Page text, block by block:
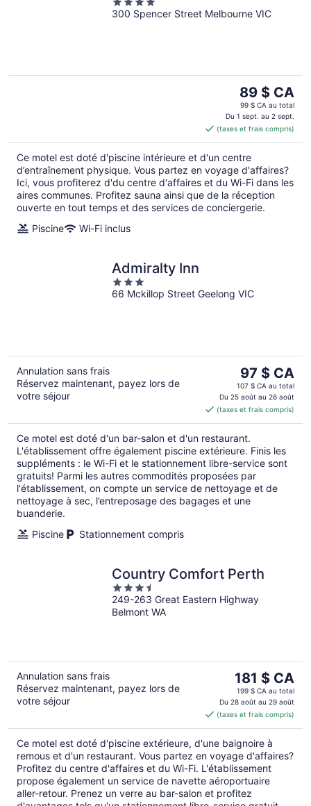
out
300 Spencer Street Melbourne VIC
Le
prix
est
de 89 $ CA
par
nuit
89 $ CA
99 $ CA au total
Du 1 sept. au 2 sept.
(taxes et frais compris)
Ce motel est doté d'piscine intérieure et d'un centre
d’entraînement physique. Vous partez en voyage d'affaires?
Ici, vous profiterez d'du centre d'affaires et du Wi-Fi dans les
aires communes. Profitez sauna ainsi que de la réception
ouverte en tout temps et des services de conciergerie.
Piscine
Wi-Fi inclus
Admiralty Inn
3
out
66 Mckillop Street Geelong VIC
Annulation sans frais
Réservez maintenant, payez lors de
votre séjour
Le
prix
est
de 97 $ CA
par
nuit
97 $ CA
107 $ CA au total
Du 25 août au 26 août
(taxes et frais compris)
Ce motel est doté d'un bar-salon et d'un restaurant.
L'établissement offre également piscine extérieure. Finis les
suppléments : le Wi-Fi et le stationnement libre-service sont
gratuits! Parmi les autres commodités proposées par
l'établissement, on compte un service de nettoyage et de
nettoyage à sec, l’entreposage des bagages et une
buanderie.
Piscine
Stationnement compris
Country Comfort Perth
3.5
out
of
249-263 Great Eastern Highway
Belmont WA
Annulation sans frais
Réservez maintenant, payez lors de
votre séjour
Le
prix
est
de 181 $ CA
par
nuit
181 $ CA
199 $ CA au total
Du 28 août au 29 août
(taxes et frais compris)
Ce motel est doté d'piscine extérieure, d'une baignoire à
remous et d'un restaurant. Vous partez en voyage d'affaires?
Profitez du centre d'affaires et du Wi-Fi. L'établissement
propose également un service de navette aéroportuaire
aller-retour. Prenez un verre au bar-salon et profitez